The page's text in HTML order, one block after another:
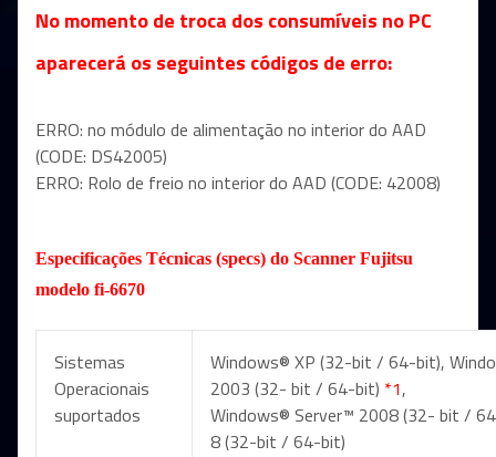
No momento de troca dos consumíveis no PC
aparecerá os seguintes códigos de erro:
ERRO: no módulo de alimentação no interior do AAD
(CODE: DS42005)
ERRO: Rolo de freio no interior do AAD (CODE: 42008)
Especificações Técnicas (specs) do Scanner Fujitsu
modelo fi-6670
Sistemas
Operacionais
suportados
Windows® XP (32-bit / 64-bit),
2003 (32- bit / 64-bit) *1,
Windows® Server™ 2008 (32- bit /
8 (32-bit / 64-bit)